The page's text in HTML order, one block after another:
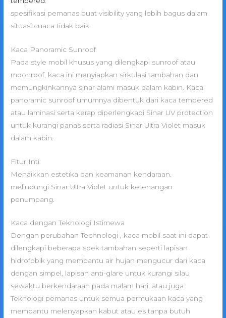
spesifikasi pemanas buat visibility yang lebih bagus dalam
situasi cuaca tidak baik.
Kaca Panoramic Sunroof
Pada style mobil khusus yang dilengkapi sunroof atau
moonroof, kaca ini menyiapkan sirkulasi tambahan dan
memungkinkannya sinar alami masuk dalam kabin. Kaca
panoramic sunroof umumnya dibentuk dari kaca tempered
atau laminasi serta kerap diperlengkapi Sinar UV protection
untuk kurangi panas serta radiasi Sinar Ultra Violet masuk
dalam kabin.
Fitur Inti:
Menaikkan estetika dan keamanan kendaraan.
melindungi Sinar Ultra Violet untuk ketenangan
penumpang.
Kaca dengan Teknologi Istimewa
Dengan perubahan Technologi , kaca mobil saat ini dapat
dilengkapi beberapa spek tambahan seperti lapisan
hidrofobik yang membantu air hujan mengucur dari kaca
dengan simpel, lapisan anti-glare untuk kurangi silau
sewaktu berkendaraan pada malam hari, atau juga
Teknologi pemanas untuk semua permukaan kaca yang
membantu melenyapkan kabut atau es tanpa butuh